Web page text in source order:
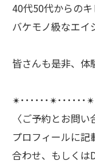
40代50代からの
バケモノ級なエイ
皆さんも是非、体
✴︎･･････✴︎･･････
〈ご予約とお問い
プロフィールに
合わせ、もしくは